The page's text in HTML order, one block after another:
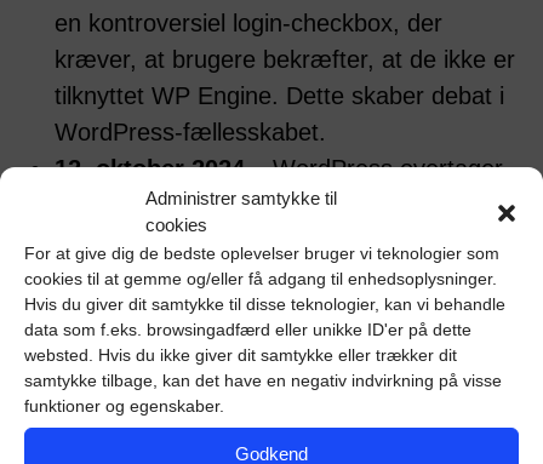
Administrer samtykke til
cookies
For at give dig de bedste oplevelser bruger vi teknologier som
cookies til at gemme og/eller få adgang til enhedsoplysninger.
Hvis du giver dit samtykke til disse teknologier, kan vi behandle
data som f.eks. browsingadfærd eller unikke ID'er på dette
websted. Hvis du ikke giver dit samtykke eller trækker dit
samtykke tilbage, kan det have en negativ indvirkning på visse
funktioner og egenskaber.
Godkend
en kontroversiel login-checkbox, der
kræver, at brugere bekræfter, at de ikke er
tilknyttet WP Engine. Dette skaber debat i
WordPress-fællesskabet​.
12. oktober 2024– WordPress overtager
ACF-plugin’et fra WP Engine og ændrer
dets navn til Secure Custom Fields (SCF).
Dette skete uden samtykke fra WP Engine,
og handlingen blev begrundet med
sikkerhedsproblemer og kommercielle
funktioner i det originale plugin​.
13. oktober 2024– WP Engine og ACF-
teamet reagerer på overtagerelsen, idet de